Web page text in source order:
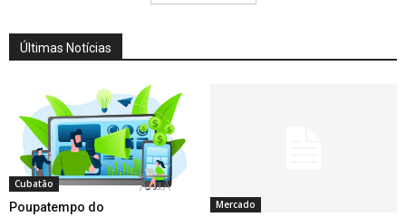
Últimas Notícias
Cubatão
Poupatempo do
Mercado